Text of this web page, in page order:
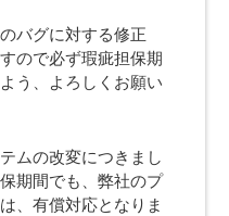
バグに対する修正
ので必ず瑕疵担保期
う、よろしくお願い
ムの改変につきまし
期間でも、弊社のプ
、有償対応となりま